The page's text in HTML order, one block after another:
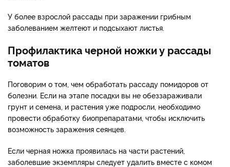
У более взрослой рассады при заражении грибным
заболеванием желтеют и подсыхают листья.
Профилактика черной ножки у рассады
томатов
Поговорим о том, чем обработать рассаду помидоров от
болезни. Если на этапе посадки вы не обеззараживали
грунт и семена, и растения уже подросли, необходимо
провести обработку биопрепаратами, чтобы исключить
возможность заражения сеянцев.
Если черная ножка проявилась на части растений,
заболевшие экземпляры следует удалить вместе с комом